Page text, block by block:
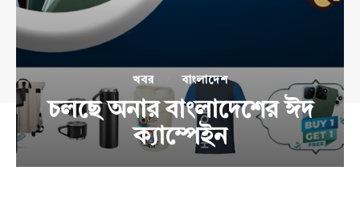
খবর বাংলাদেশ
চলছে অনার বাংলাদেশের ঈদ
ক্যাম্পেইন